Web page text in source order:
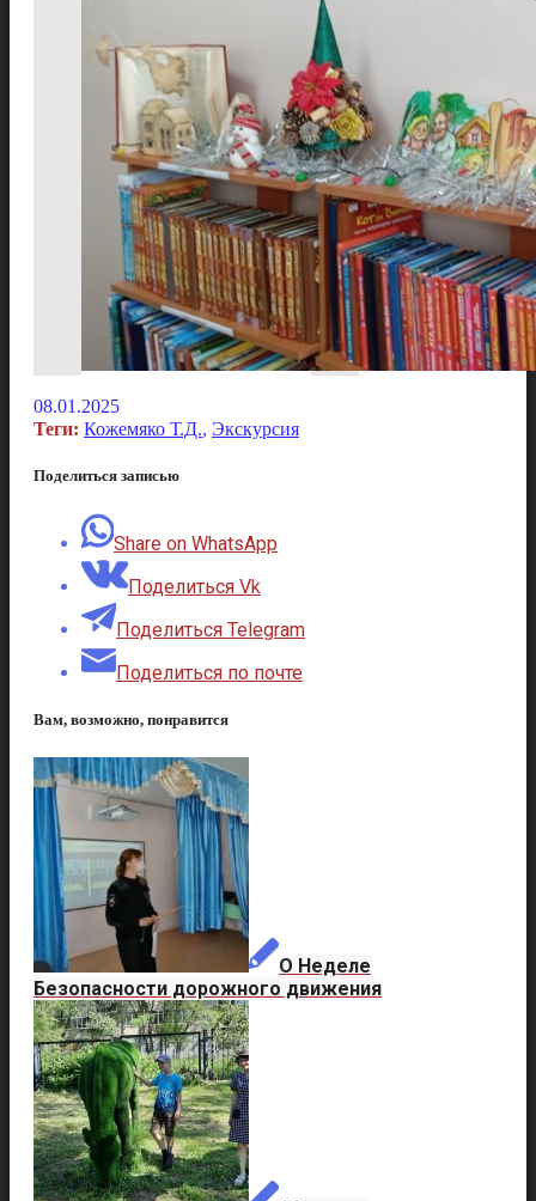
08.01.2025
Теги: Кожемяко Т.Д., Экскурсия
Поделиться записью
Share on WhatsApp
Поделиться Vk
Поделиться Telegram
Поделиться по почте
Вам, возможно, понравится
О Неделе
Безопасности дорожного движения